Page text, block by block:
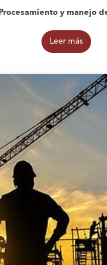
Procesamiento y manejo
Leer más